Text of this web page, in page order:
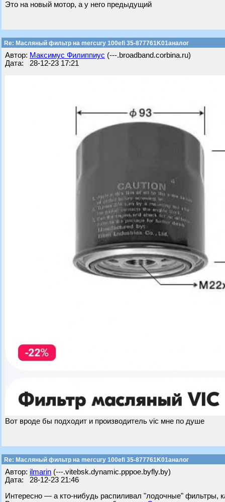
Это на новый мотор, а у него предыдущий
Re: Масляный фильтр на mercury 100efi 35-877761K01аналог
Автор: Максимус Филиппиус (---.broadband.corbina.ru)
Дата: 28-12-23 17:21
Вот вроде бы подходит и производитель vic мне по душе
Re: Масляный фильтр на mercury 100efi 35-877761K01аналог
Автор: ilmarin (---.vitebsk.dynamic.pppoe.byfly.by)
Дата: 28-12-23 21:46
Интересно — а кто-нибудь распиливал "лодочные" фильтры,